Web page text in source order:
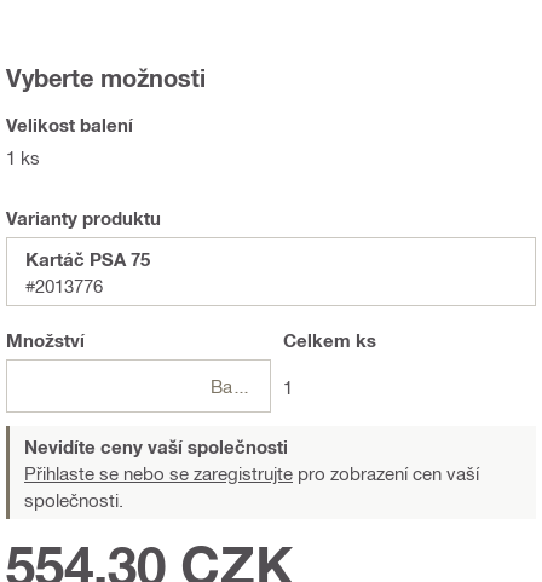
Vyberte možnosti
Velikost balení
1 ks
Varianty produktu
Kartáč PSA 75
#2013776
Množství Celkem ks
1
Nevidíte ceny vaší společnosti
Přihlaste se nebo se zaregistrujte pro zobrazení cen vaší
společnosti.
554,30 CZK